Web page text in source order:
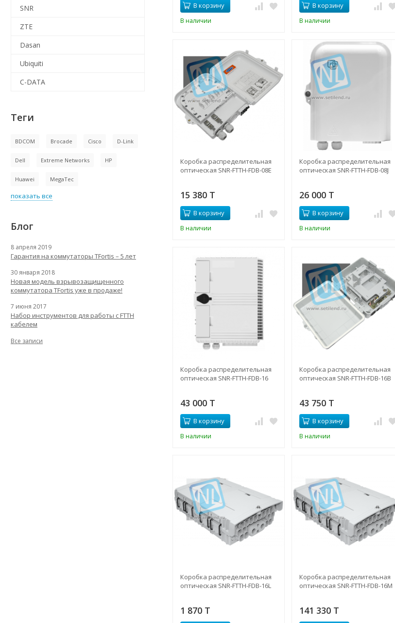
В корзину
В наличии
В корзину
В наличии
Коробка распределительная
оптическая SNR-FTTH-FDB-08E
15 380 T
В корзину
В наличии
Коробка распределительная
оптическая SNR-FTTH-FDB-08J
26 000 T
В корзину
В наличии
Коробка распределительная
оптическая SNR-FTTH-FDB-16
43 000 T
В корзину
В наличии
Коробка распределительная
оптическая SNR-FTTH-FDB-16B
43 750 T
В корзину
В наличии
Коробка распределительная
оптическая SNR-FTTH-FDB-16L
1 870 T
Коробка распределительная
оптическая SNR-FTTH-FDB-16M
141 330 T
SNR
ZTE
Dasan
Ubiquiti
C-DATA
Теги
BDCOM Brocade Cisco D-Link
Dell Extreme Networks HP
Huawei MegaTec
показать все
Блог
8 апреля 2019
Гарантия на коммутаторы TFortis – 5 лет
30 января 2018
Новая модель взрывозащищенного
коммутатора TFortis уже в продаже!
7 июня 2017
Набор инструментов для работы с FTTH
кабелем
Все записи